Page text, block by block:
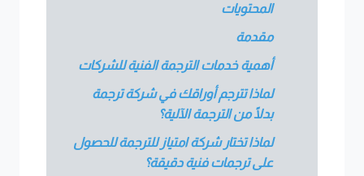
المحتويات
مقدمة
أهمية خدمات الترجمة الفنية للشركات
لماذا تترجم أوراقك في شركة ترجمة
بدلًا من الترجمة الآلية؟
لماذا تختار شركة امتياز للترجمة للحصول
على ترجمات فنية دقيقة؟